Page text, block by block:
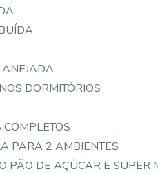
DORMITÓRIOS
PARA 2 AMBIENTES
PÃO DE AÇÚCAR E SUPER